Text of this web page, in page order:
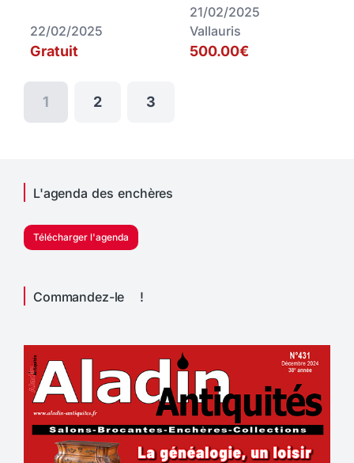
22/02/2025
Gratuit
21/02/2025
Vallauris
500.00€
1 2 3
L'agenda des enchères
Télécharger l'agenda
Commandez-le !